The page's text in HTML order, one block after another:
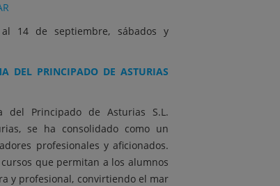
14 de septiembre, sábados y
DEL PRINCIPADO DE ASTURIAS
del Principado de Asturias S.L.
se ha consolidado como un
profesionales y aficionados.
que permitan a los alumnos
y profesional, convirtiendo el mar